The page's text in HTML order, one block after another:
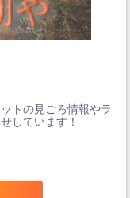
トの見ごろ情報やラ
しています！